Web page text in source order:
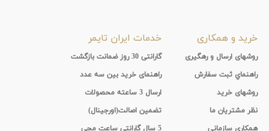
خرید و همکاری
روشهای ارسال و رهگیری
راهنماي ثبت سفارش
روشهای خرید
نظر مشتریان ما
همکاری سازمانی
خدمات ایران تایمر
گارانتی 30 روز ضمانت بازگشت
راهنمای خرید بین سه عدد
ارسال 3 ساعته محصولات
تضمین اصالت(اورجینال)
5 سال گارانتی ساعت مچی